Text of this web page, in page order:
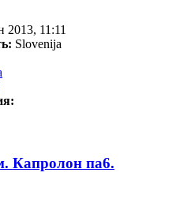
2013, 11:11
Slovenija
Капролон па6.